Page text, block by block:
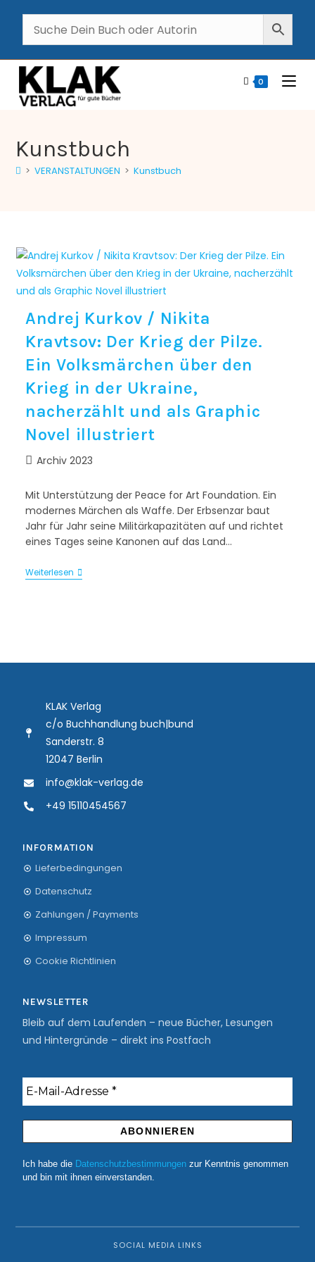
0
Kunstbuch
> VERANSTALTUNGEN > Kunstbuch
Andrej Kurkov / Nikita
Kravtsov: Der Krieg der Pilze.
Ein Volksmärchen über den
Krieg in der Ukraine,
nacherzählt und als Graphic
Novel illustriert
Archiv 2023
Mit Unterstützung der Peace for Art Foundation. Ein
modernes Märchen als Waffe. Der Erbsenzar baut
Jahr für Jahr seine Militärkapazitäten auf und richtet
eines Tages seine Kanonen auf das Land…
Weiterlesen
KLAK Verlag
c/o Buchhandlung buch|bund
Sanderstr. 8
12047 Berlin
info@klak-verlag.de
+49 15110454567
INFORMATION
Lieferbedingungen
Datenschutz
Zahlungen / Payments
Impressum
Cookie Richtlinien
NEWSLETTER
Bleib auf dem Laufenden – neue Bücher, Lesungen
und Hintergründe – direkt ins Postfach
Ich habe die Datenschutzbestimmungen zur Kenntnis genommen
und bin mit ihnen einverstanden.
SOCIAL MEDIA LINKS